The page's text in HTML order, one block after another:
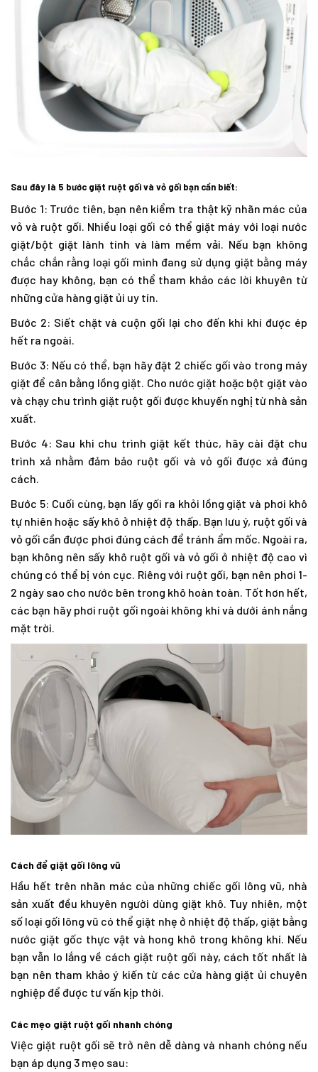
Sau đây là 5 bước giặt ruột gối và vỏ gối bạn cần biết:
Bước 1: Trước tiên, bạn nên kiểm tra thật kỹ nhãn mác của
vỏ và ruột gối. Nhiều loại gối có thể giặt máy với loại nước
giặt/bột giặt lành tính và làm mềm vải. Nếu bạn không
chắc chắn rằng loại gối mình đang sử dụng giặt bằng máy
được hay không, bạn có thể tham khảo các lời khuyên từ
những cửa hàng giặt ủi uy tín.
Bước 2: Siết chặt và cuộn gối lại cho đến khi khí được ép
hết ra ngoài.
Bước 3: Nếu có thể, bạn hãy đặt 2 chiếc gối vào trong máy
giặt để cân bằng lồng giặt. Cho nước giặt hoặc bột giặt vào
và chạy chu trình giặt ruột gối được khuyến nghị từ nhà sản
xuất.
Bước 4: Sau khi chu trình giặt kết thúc, hãy cài đặt chu
trình xả nhằm đảm bảo ruột gối và vỏ gối được xả đúng
cách.
Bước 5: Cuối cùng, bạn lấy gối ra khỏi lồng giặt và phơi khô
tự nhiên hoặc sấy khô ở nhiệt độ thấp. Bạn lưu ý, ruột gối và
vỏ gối cần được phơi đúng cách để tránh ẩm mốc. Ngoài ra,
bạn không nên sấy khô ruột gối và vỏ gối ở nhiệt độ cao vì
chúng có thể bị vón cục. Riêng với ruột gối, bạn nên phơi 1-
2 ngày sao cho nước bên trong khô hoàn toàn. Tốt hơn hết,
các bạn hãy phơi ruột gối ngoài không khí và dưới ánh nắng
mặt trời.
Cách để giặt gối lông vũ
Hầu hết trên nhãn mác của những chiếc gối lông vũ, nhà
sản xuất đều khuyên người dùng giặt khô. Tuy nhiên, một
số loại gối lông vũ có thể giặt nhẹ ở nhiệt độ thấp, giặt bằng
nước giặt gốc thực vật và hong khô trong không khí. Nếu
bạn vẫn lo lắng về cách giặt ruột gối này, cách tốt nhất là
bạn nên tham khảo ý kiến từ các cửa hàng giặt ủi chuyên
nghiệp để được tư vấn kịp thời.
Các mẹo giặt ruột gối nhanh chóng
Việc giặt ruột gối sẽ trở nên dễ dàng và nhanh chóng nếu
bạn áp dụng 3 mẹo sau: